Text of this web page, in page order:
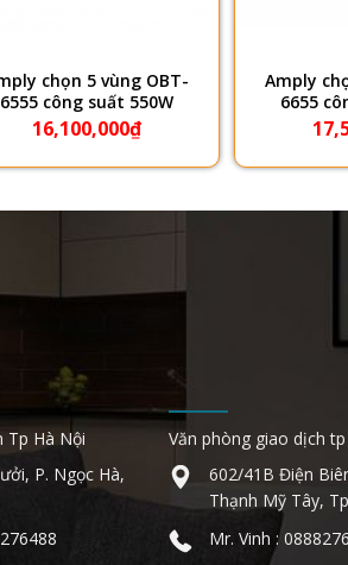
chọn 5 vùng OBT-
6555 công suất 550W
16,100,000₫
Amply
6655
Tp Hà Nội
P. Ngọc Hà,
Văn phòng giao dịch
602/41B Điện
Thạnh Mỹ Tây,
Mr. Vinh :